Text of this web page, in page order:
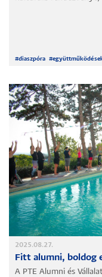
#diaszpóra #
2025.08.27.
Fitt alumni, boldog
A PTE Alumni és